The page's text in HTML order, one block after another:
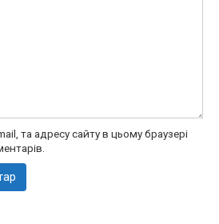
та адресу сайту в цьому браузері